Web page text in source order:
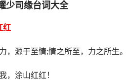
少司缘台词大全
红
，源于至情;情之所至，力之所生。
，涂山红红！